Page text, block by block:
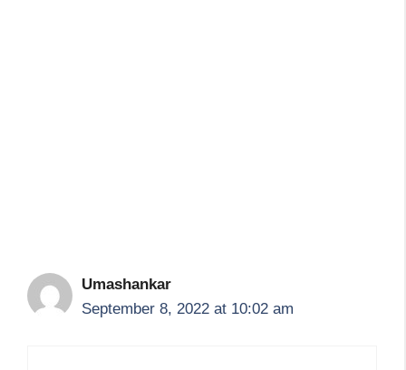
Umashankar
September 8, 2022 at 10:02 am